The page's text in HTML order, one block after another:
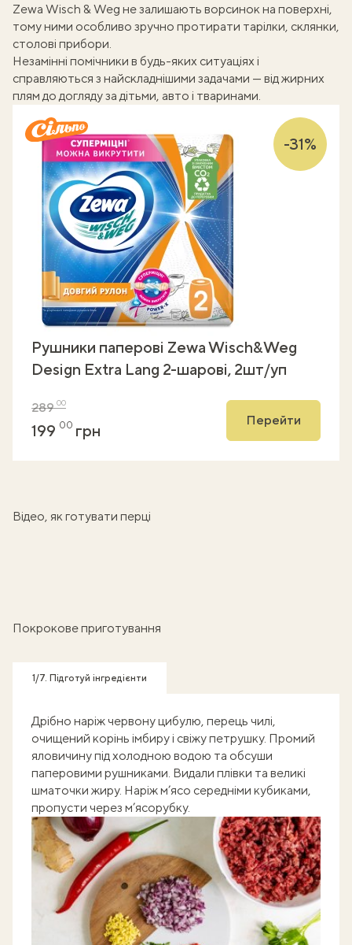
Zewa Wisch & Weg не залишають ворсинок на поверхні,
тому ними особливо зручно протирати тарілки, склянки,
столові прибори.
Незамінні помічники в будь-яких ситуаціях і
справляються з найскладнішими задачами — від жирних
плям до догляду за дітьми, авто і тваринами.
-31%
Рушники паперові Zewa Wisch&Weg
Design Extra Lang 2-шарові, 2шт/уп
28900
199 00 грн
Перейти
Відео, як готувати перці
Покрокове приготування
1/7. Підготуй інгредієнти
Дрібно наріж червону цибулю, перець чилі,
очищений корінь імбиру і свіжу петрушку. Промий
яловичину під холодною водою та обсуши
паперовими рушниками. Видали плівки та великі
шматочки жиру. Наріж м’ясо середніми кубиками,
пропусти через м’ясорубку.